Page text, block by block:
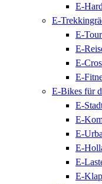
E-
E-
E-
E-
E-
E-
E-Bikes für
E-
E-
E-
E-
E-
E-